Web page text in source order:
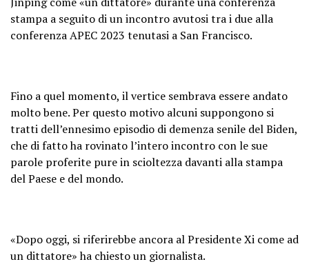
stampa a seguito di un incontro avutosi tra i due alla
conferenza APEC 2023 tenutasi a San Francisco.
Fino a quel momento, il vertice sembrava essere andato
molto bene. Per questo motivo alcuni suppongono si
tratti dell’ennesimo episodio di demenza senile del Biden,
che di fatto ha rovinato l’intero incontro con le sue
parole proferite pure in scioltezza davanti alla stampa
del Paese e del mondo.
«Dopo oggi, si riferirebbe ancora al Presidente Xi come ad
un dittatore» ha chiesto un giornalista.